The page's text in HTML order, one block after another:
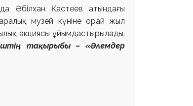
Әбілхан Қастеев атындағы
музей күніне орай жыл
акциясы ұйымдастырылады.
тақырыбы – «Әлемдер